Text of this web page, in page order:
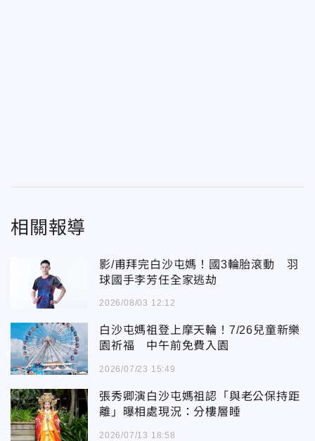
相關報導
影/甫拜完白沙屯媽！國3輪胎滾動 羽
球國手李芳任全家逃劫
2026/08/03 12:12
白沙屯媽祖登上摩天輪！7/26兒童新樂
園祈福 中午前免費入園
2026/07/23 15:49
張秀卿演白沙屯媽祖認「與老公保持距
離」曝相處現況：分樓層睡
2026/07/13 18:58